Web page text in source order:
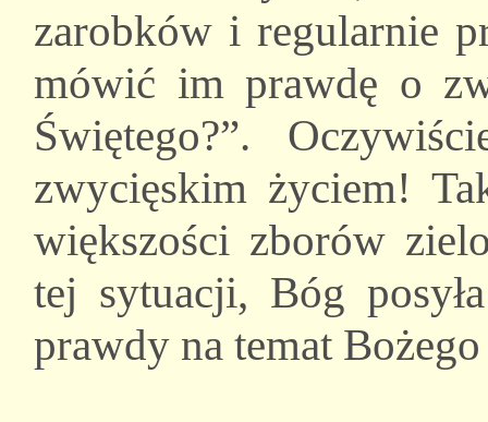
zarobków i regularnie
mówić im prawdę o
Świętego?”.
zwycięskim życiem!
większości zborów
tej sytuacji, Bóg
prawdy na temat